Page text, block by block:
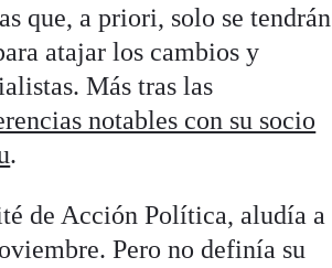
que, a priori, solo se tendrán
atajar los cambios y
Más tras las
notables con su socio
.
de Acción Política, aludía a
Pero no definía su